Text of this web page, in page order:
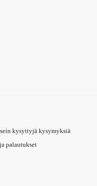
kysyttyjä kysymyksiä
palautukset